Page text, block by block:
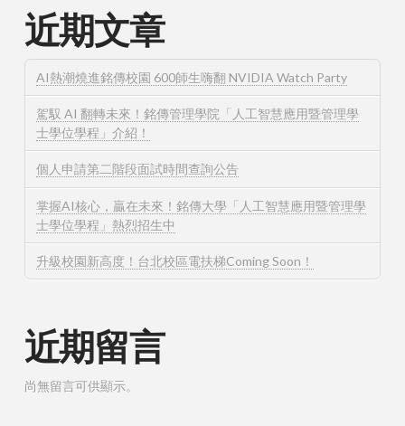
近期文章
AI熱潮燒進銘傳校園 600師生嗨翻 NVIDIA Watch Party
駕馭 AI 翻轉未來！銘傳管理學院「人工智慧應用暨管理學
士學位學程」介紹！
個人申請第二階段面試時間查詢公告
掌握AI核心，贏在未來！銘傳大學「人工智慧應用暨管理學
士學位學程」熱烈招生中
升級校園新高度！台北校區電扶梯Coming Soon！
近期留言
尚無留言可供顯示。